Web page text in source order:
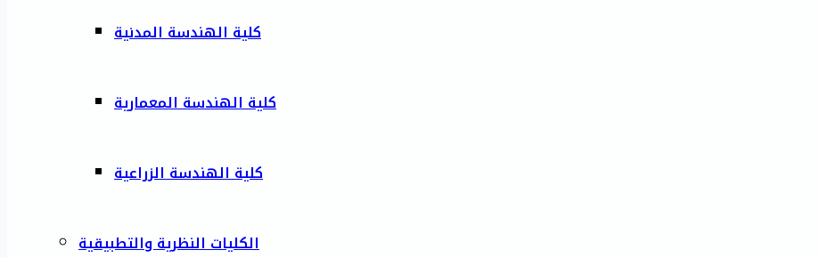
كلية الهندسة المدنية
كلية الهندسة المعمارية
كلية الهندسة الزراعية
الكليات النظرية والتطبيقية